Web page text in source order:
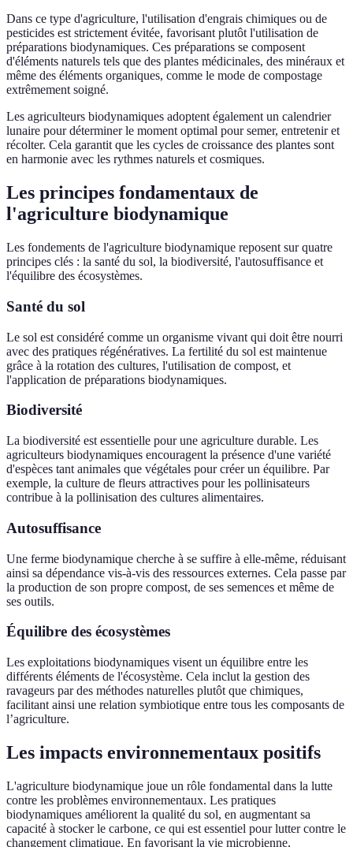
Dans ce type d'agriculture, l'utilisation d'engrais chimiques ou de
pesticides est strictement évitée, favorisant plutôt l'utilisation de
préparations biodynamiques. Ces préparations se composent
d'éléments naturels tels que des plantes médicinales, des minéraux et
même des éléments organiques, comme le mode de compostage
extrêmement soigné.
Les agriculteurs biodynamiques adoptent également un calendrier
lunaire pour déterminer le moment optimal pour semer, entretenir et
récolter. Cela garantit que les cycles de croissance des plantes sont
en harmonie avec les rythmes naturels et cosmiques.
Les principes fondamentaux de
l'agriculture biodynamique
Les fondements de l'agriculture biodynamique reposent sur quatre
principes clés : la santé du sol, la biodiversité, l'autosuffisance et
l'équilibre des écosystèmes.
Santé du sol
Le sol est considéré comme un organisme vivant qui doit être nourri
avec des pratiques régénératives. La fertilité du sol est maintenue
grâce à la rotation des cultures, l'utilisation de compost, et
l'application de préparations biodynamiques.
Biodiversité
La biodiversité est essentielle pour une agriculture durable. Les
agriculteurs biodynamiques encouragent la présence d'une variété
d'espèces tant animales que végétales pour créer un équilibre. Par
exemple, la culture de fleurs attractives pour les pollinisateurs
contribue à la pollinisation des cultures alimentaires.
Autosuffisance
Une ferme biodynamique cherche à se suffire à elle-même, réduisant
ainsi sa dépendance vis-à-vis des ressources externes. Cela passe par
la production de son propre compost, de ses semences et même de
ses outils.
Équilibre des écosystèmes
Les exploitations biodynamiques visent un équilibre entre les
différents éléments de l'écosystème. Cela inclut la gestion des
ravageurs par des méthodes naturelles plutôt que chimiques,
facilitant ainsi une relation symbiotique entre tous les composants de
l’agriculture.
Les impacts environnementaux positifs
L'agriculture biodynamique joue un rôle fondamental dans la lutte
contre les problèmes environnementaux. Les pratiques
biodynamiques améliorent la qualité du sol, en augmentant sa
capacité à stocker le carbone, ce qui est essentiel pour lutter contre le
changement climatique. En favorisant la vie microbienne,